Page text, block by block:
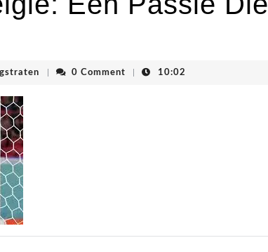
cdenvhoogstraten
0 Comment 10:02